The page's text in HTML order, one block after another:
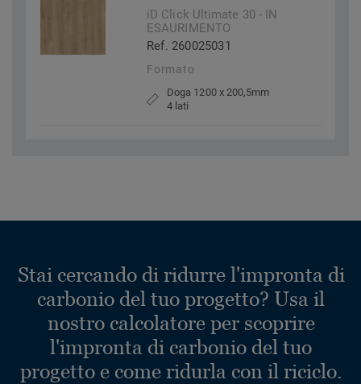
iD Click Ultimate 30 - IN
ESAURIMENTO
Ref. 260025031
Formato
Doga 1200 x 200,5mm
4 lati
Stai cercando di ridurre l'impronta di
carbonio del tuo progetto? Usa il
nostro calcolatore per scoprire
l'impronta di carbonio del tuo
progetto e come ridurla con il riciclo.